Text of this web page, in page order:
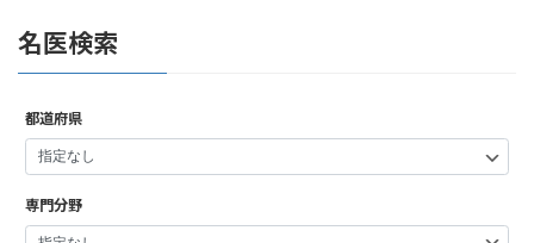
名医検索
都道府県
専門分野